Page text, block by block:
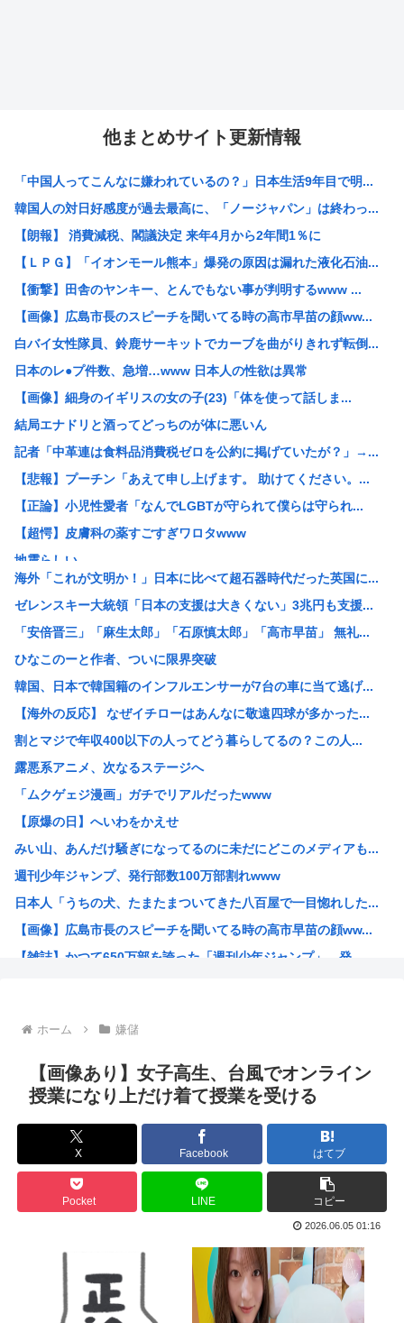
他まとめサイト更新情報
「中国人ってこんなに嫌われているの？」日本生活9年目で明...
韓国人の対日好感度が過去最高に、「ノージャパン」は終わっ...
【朗報】 消費減税、閣議決定 来年4月から2年間1％に
【ＬＰＧ】「イオンモール熊本」爆発の原因は漏れた液化石油...
【衝撃】田舎のヤンキー、とんでもない事が判明するwww ...
【画像】広島市長のスピーチを聞いてる時の高市早苗の顔ww...
白バイ女性隊員、鈴鹿サーキットでカーブを曲がりきれず転倒...
日本のレ●プ件数、急増…www 日本人の性欲は異常
【画像】細身のイギリスの女の子(23)「体を使って話しま...
結局エナドリと酒ってどっちのが体に悪いん
記者「中革連は食料品消費税ゼロを公約に掲げていたが？」→...
【悲報】プーチン「あえて申し上げます。 助けてください。...
【正論】小児性愛者「なんでLGBTが守られて僕らは守られ...
【超愕】皮膚科の薬すごすぎワロタwww
地震らしい
【画像】松本人志さん、大勢の若いファンに囲まれてご満悦
【画像】田舎のオフィスレディのTikTok、えっちすぎる
韓国人「日本で新発売Galaxy Z Foldが売り切れ...
【画像】辻希空ちゃん、顔だけで普通に使える
地球に落下する人工衛星のアルミニウムが大気に及ぼす影響を...
【朗報】みいちゃんと山田さん、大物漫画家たちから絶賛され...
【画像】ワイがBBA先輩から送られてきたライン、見るに耐...
【予算100万】 市長「特定外来生物クビアカは気持ち悪い...
日本の伝統文化『花火大会』、この5年で4分の1が消滅して...
職場の貸本の習慣が、本を大事にしないおばさんのせいで無く...
グラボ、国内価格4割値上げかwww
原爆投下81年
「おっちゃん女の子になってスクール水着を着たいねん」60...
警察官が60歳のおじいちゃんを射◯する動画が流出しやりす...
海外「これが文明か！」日本に比べて超石器時代だった英国に...
ゼレンスキー大統領「日本の支援は大きくない」3兆円も支援...
「安倍晋三」「麻生太郎」「石原慎太郎」「高市早苗」 無礼...
ひなこのーと作者、ついに限界突破
韓国、日本で韓国籍のインフルエンサーが7台の車に当て逃げ...
【海外の反応】 なぜイチローはあんなに敬遠四球が多かった...
割とマジで年収400以下の人ってどう暮らしてるの？この人...
露悪系アニメ、次なるステージへ
「ムクゲェジ漫画」ガチでリアルだったwww
【原爆の日】へいわをかえせ
みい山、あんだけ騒ぎになってるのに未だにどこのメディアも...
週刊少年ジャンプ、発行部数100万部割れwww
日本人「うちの犬、たまたまついてきた八百屋で一目惚れした...
【画像】広島市長のスピーチを聞いてる時の高市早苗の顔ww...
【雑誌】かつて650万部を誇った「週刊少年ジャンプ」、発...
海外「全部日本の真似だったのか…」 日本の普通のテレビ番...
海外「まるでトランプ」FIFAがW杯開催都市と結んだ約束...
7時間かけて描いたHな糸会がこちら
海外「その通り！」日本人ならどこでも発展させると語る世界...
【1966年】 母の日に9歳の息子が帰らなかった——容疑...
日本人「うちの犬、たまたまついてきた八百屋で一目惚れした...
海外「まるでトランプ」FIFAがW杯開催都市と結んだ約束...
海外「全部日本の真似だったのか…」 日本の普通のテレビ番...
お絵描きリレーってなんぞや
【海外の反応】 なぜイチローはあんなに敬遠四球が多かった...
ホーム 嫌儲
【画像あり】女子高生、台風でオンライン
授業になり上だけ着て授業を受ける
X Facebook はてブ
Pocket LINE コピー
2026.06.05 01:16